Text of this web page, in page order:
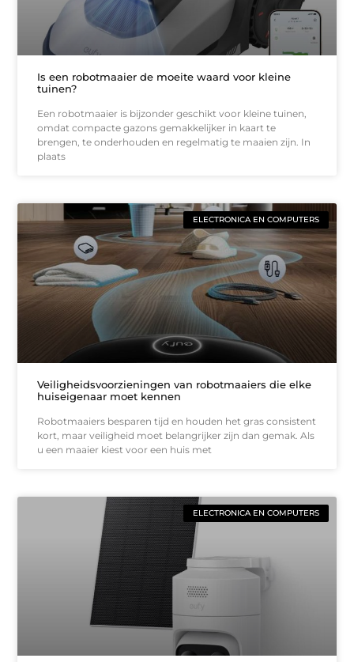
Is een robotmaaier de moeite waard voor kleine
tuinen?
Een robotmaaier is bijzonder geschikt voor kleine tuinen,
omdat compacte gazons gemakkelijker in kaart te
brengen, te onderhouden en regelmatig te maaien zijn. In
plaats
ELECTRONICA EN COMPUTERS
Veiligheidsvoorzieningen van robotmaaiers die elke
huiseigenaar moet kennen
Robotmaaiers besparen tijd en houden het gras consistent
kort, maar veiligheid moet belangrijker zijn dan gemak. Als
u een maaier kiest voor een huis met
ELECTRONICA EN COMPUTERS